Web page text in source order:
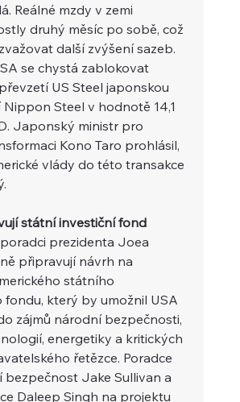
Reálné mzdy v zemi
druhý měsíc po sobě, což
další zvýšení sazeb.
se chystá zablokovat
US Steel japonskou
Steel v hodnotě 14,1
Japonský ministr pro
Kono Taro prohlásil,
vlády do této transakce
státní investiční fond
prezidenta Joea
připravují návrh na
státního
fondu, který by umožnil USA
zájmů národní bezpečnosti,
energetiky a kritických
řetězce. Poradce
Jake Sullivan a
Daleep Singh na projektu